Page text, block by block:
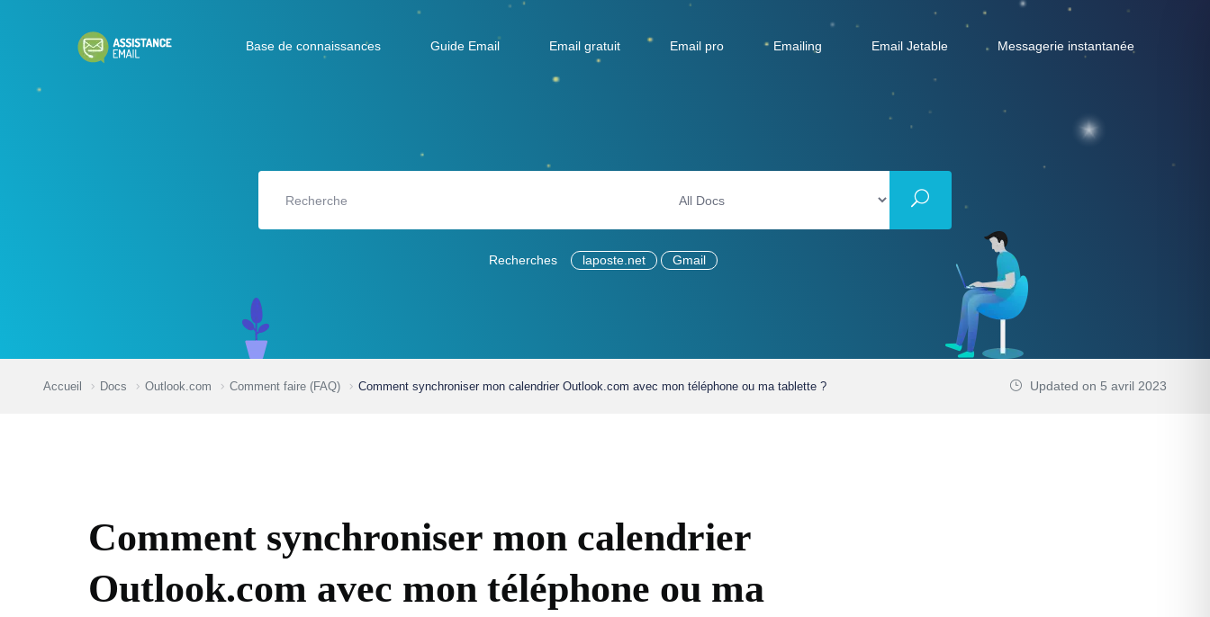
Base de connaissances Guide Email Email gratuit Email pro Emailing Email Jetable Messagerie instantanée
Recherches laposte.net Gmail
Accueil Docs Outlook.com Comment faire (FAQ) Comment synchroniser mon calendrier Outlook.com avec mon téléphone ou ma tablette ? Updated on 5 avril 2023
Comment synchroniser mon calendrier
Outlook.com avec mon téléphone ou ma